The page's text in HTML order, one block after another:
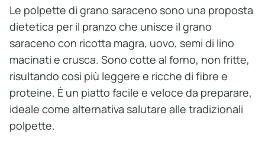
Le polpette di grano saraceno sono una proposta
dietetica per il pranzo che unisce il grano
saraceno con ricotta magra, uovo, semi di lino
macinati e crusca. Sono cotte al forno, non fritte,
risultando così più leggere e ricche di fibre e
proteine. È un piatto facile e veloce da preparare,
ideale come alternativa salutare alle tradizionali
polpette.